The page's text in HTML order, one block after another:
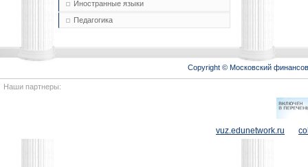
Иностранные языки
Педагогика
Copyright © Московский
Наши партнеры:
vuz.edunetwork.ru